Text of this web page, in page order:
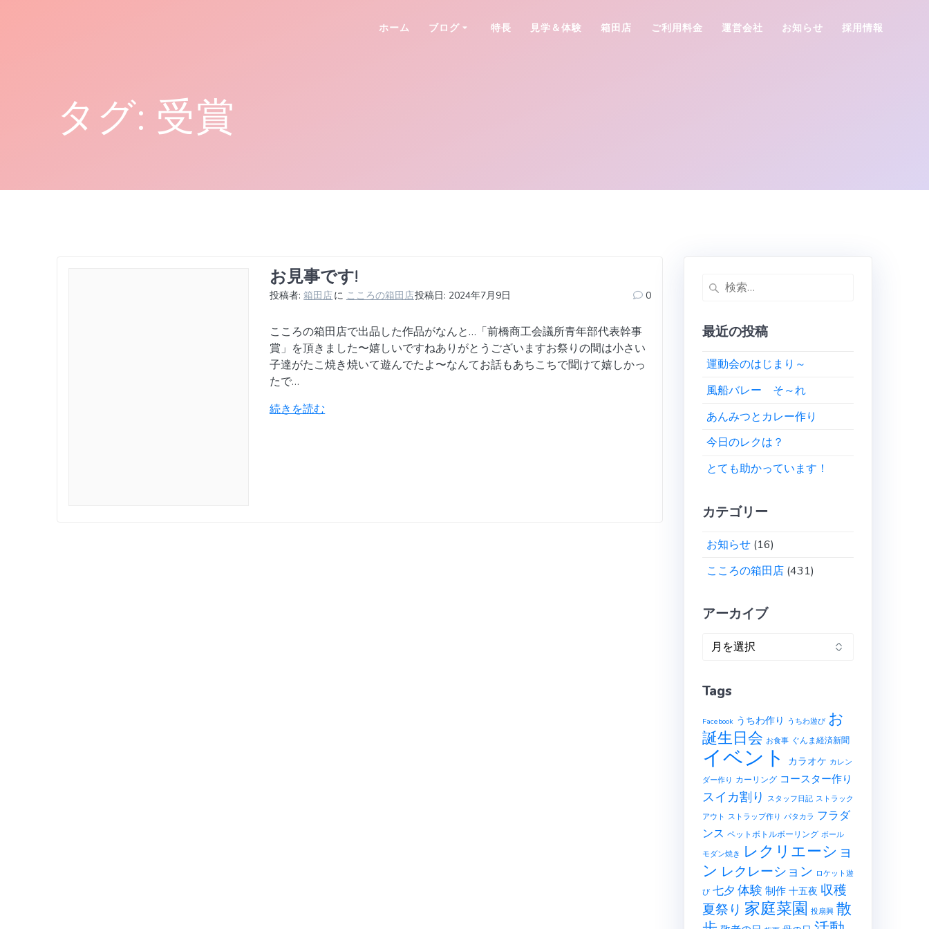
ホーム ブログ 特長 見学＆体験 箱田店 ご利用料金 運営会社 お知らせ 採用情報
タグ: 受賞
お見事です!
投稿者:箱田店 に こころの箱田店投稿日: 2024年7月9日 0
こころの箱田店で出品した作品がなんと…「前橋商工会議所青年部代表幹事
賞」を頂きました〜嬉しいですねありがとうございますお祭りの間は小さい
子達がたこ焼き焼いて遊んでたよ〜なんてお話もあちこちで聞けて嬉しかっ
たで…
続きを読む
検
最近の投稿
運動会のはじまり～
風船バレー そ～れ
あんみつとカレー作り
今日のレクは？
とても助かっています！
カテゴリー
お知らせ (16)
こころの箱田店 (431)
アーカイブ
イ
Tags
Facebook うちわ作り うちわ遊び お
誕生日会 お食事 ぐんま経済新聞
イベント カラオケ カレン
ダー作り カーリング コースター作り
スイカ割り スタッフ日記 ストラック
アウト ストラップ作り パタカラ フラダ
ンス ペットボトルボーリング ボール
モダン焼き レクリエーショ
ン レクレーション ロケット遊
び 七夕 体験 制作 十五夜 収穫
夏祭り 家庭菜園 投扇興 散